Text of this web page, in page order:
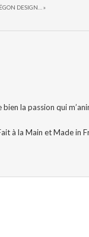
DESIGN…»
la passion qui
à la Main et Made in